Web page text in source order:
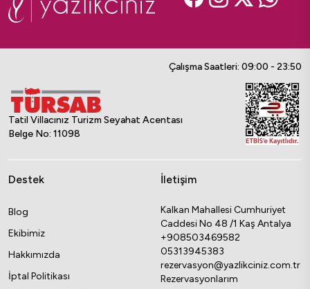
Çalışma Saatleri: 09:00 - 23:50
Tatil Villacınız Turizm Seyahat Acentası
Belge No: 11098
Destek
Blog
Ekibimiz
Hakkımızda
İptal Politikası
İletişim
Kalkan Mahallesi Cumhuriyet
Caddesi No 48 /1 Kaş Antalya
+908503469582
05313945383
rezervasyon@yazlikciniz.com.tr
Rezervasyonlarım